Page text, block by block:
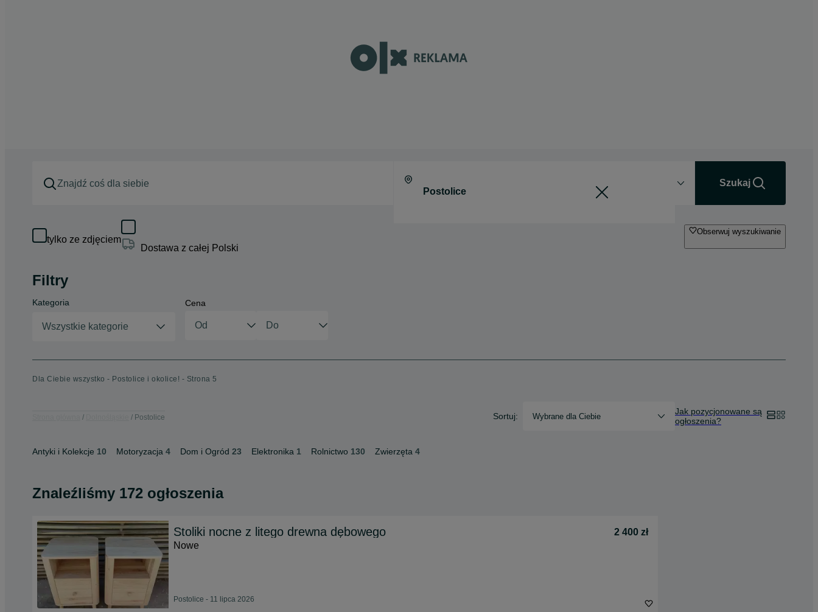
Szukaj
tylko ze zdjęciem
Dostawa z całej Polski
Obserwuj wyszukiwanie
Filtry
Kategoria
Wszystkie kategorie
Cena
Dla Ciebie wszystko - Postolice i okolice! - Strona 5
Postolice Sortuj: Wybrane dla Ciebie
Jak pozycjonowane są
ogłoszenia?
Antyki i Kolekcje 10 Motoryzacja 4 Dom i Ogród 23 Elektronika 1 Rolnictwo 130 Zwierzęta 4
Znaleźliśmy 172 ogłoszenia
Stoliki nocne z litego drewna dębowego
2 400 zł
Nowe
Postolice - 11 lipca 2026